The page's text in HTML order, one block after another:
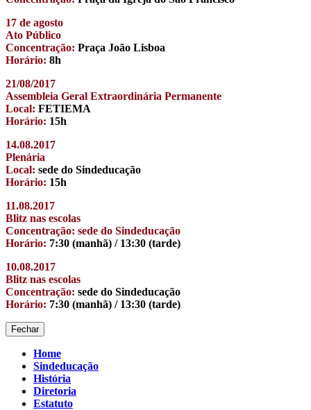
17 de agosto
Ato Público
Concentração: Praça João Lisboa
Horário: 8h
21/08/2017
Assembleia Geral Extraordinária Permanente
Local: FETIEMA
Horário: 15h
14.08.2017
Plenária
Local: sede do Sindeducação
Horário: 15h
11.08.2017
Blitz nas escolas
Concentração: sede do Sindeducação
Horário: 7:30 (manhã) / 13:30 (tarde)
10.08.2017
Blitz nas escolas
Concentração: sede do Sindeducação
Horário: 7:30 (manhã) / 13:30 (tarde)
Fechar
Home
Sindeducação
História
Diretoria
Estatuto